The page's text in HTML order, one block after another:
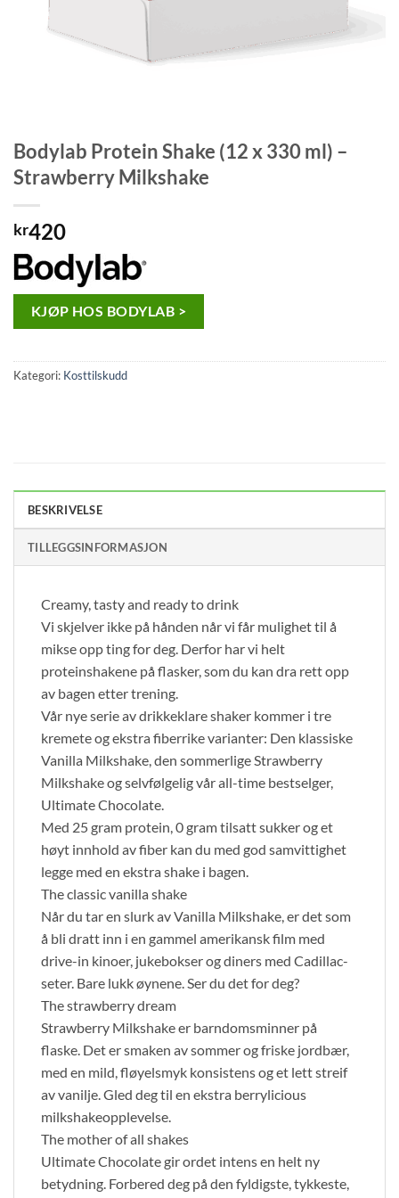
Bodylab Protein Shake (12 x 330 ml) –
Strawberry Milkshake
kr420
KJØP HOS BODYLAB >
Kategori: Kosttilskudd
BESKRIVELSE
TILLEGGSINFORMASJON
Creamy, tasty and ready to drink
Vi skjelver ikke på hånden når vi får mulighet til å
mikse opp ting for deg. Derfor har vi helt
proteinshakene på flasker, som du kan dra rett opp
av bagen etter trening.
Vår nye serie av drikkeklare shaker kommer i tre
kremete og ekstra fiberrike varianter: Den klassiske
Vanilla Milkshake, den sommerlige Strawberry
Milkshake og selvfølgelig vår all-time bestselger,
Ultimate Chocolate.
Med 25 gram protein, 0 gram tilsatt sukker og et
høyt innhold av fiber kan du med god samvittighet
legge med en ekstra shake i bagen.
The classic vanilla shake
Når du tar en slurk av Vanilla Milkshake, er det som
å bli dratt inn i en gammel amerikansk film med
drive-in kinoer, jukebokser og diners med Cadillac-
seter. Bare lukk øynene. Ser du det for deg?
The strawberry dream
Strawberry Milkshake er barndomsminner på
flaske. Det er smaken av sommer og friske jordbær,
med en mild, fløyelsmyk konsistens og et lett streif
av vanilje. Gled deg til en ekstra berrylicious
milkshakeopplevelse.
The mother of all shakes
Ultimate Chocolate gir ordet intens en helt ny
betydning. Forbered deg på den fyldigste, tykkeste,